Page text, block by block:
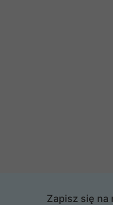
Zapisz się na